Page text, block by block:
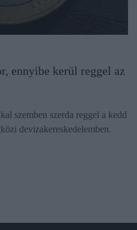
ennyibe kerül reggel az
szemben szerda reggel a kedd
devizakereskedelemben.